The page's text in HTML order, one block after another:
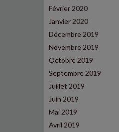
Février 2020
Janvier 2020
Décembre 2019
Novembre 2019
Octobre 2019
Septembre 2019
Juillet 2019
Juin 2019
Mai 2019
Avril 2019